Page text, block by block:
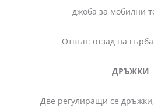
джоба за мобилни
Отвън: отзад на
ДРЪЖКИ
Две регулиращи се дръжки,